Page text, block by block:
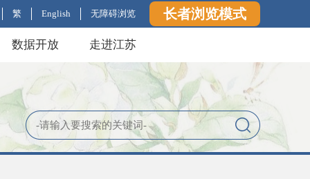
繁 English 无障碍浏览 长者浏览模式
数据开放 走进江苏